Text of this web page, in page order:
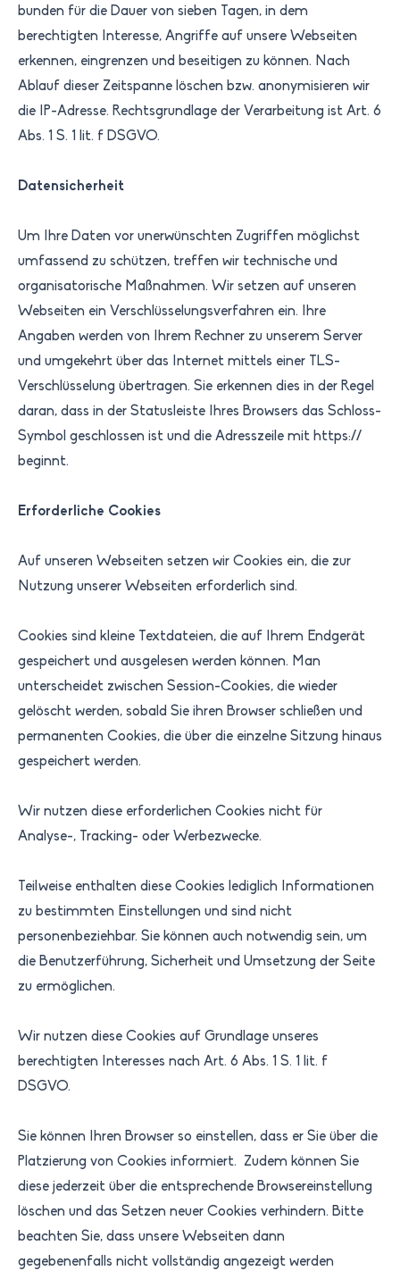
bunden für die Dauer von sieben Tagen, in dem
berechtigten Interesse, Angriffe auf unsere Web­seiten
erkennen, eingrenzen und beseitigen zu können. Nach
Ablauf dieser Zeitspanne löschen bzw. anonymisieren wir
die IP-Adresse. Rechtsgrundlage der Verarbeitung ist Art. 6
Abs. 1 S. 1 lit. f DSGVO.
Datensicherheit
Um Ihre Daten vor unerwünschten Zugriffen möglichst
umfassend zu schützen, treffen wir technische und
organisatorische Maßnahmen. Wir setzen auf unseren
Webseiten ein Verschlüsselungsverfahren ein. Ihre
Angaben werden von Ihrem Rechner zu unserem Server
und umgekehrt über das Internet mittels einer TLS-
Verschlüsselung übertragen. Sie erkennen dies in der Regel
daran, dass in der Statusleiste Ihres Browsers das Schloss-
Symbol geschlossen ist und die Adresszeile mit https://
beginnt.
Erforderliche Cookies
Auf unseren Webseiten setzen wir Cookies ein, die zur
Nutzung unserer Webseiten erforderlich sind.
Cookies sind kleine Textdateien, die auf Ihrem Endgerät
gespeichert und ausgelesen werden können. Man
unterscheidet zwischen Session-Cookies, die wieder
gelöscht werden, sobald Sie ihren Browser schließen und
permanenten Cookies, die über die einzelne Sitzung hinaus
gespeichert werden.
Wir nutzen diese erforderlichen Cookies nicht für
Analyse-, Tracking- oder Werbezwecke.
Teilweise enthalten diese Cookies lediglich Informationen
zu bestimmten Einstellungen und sind nicht
personenbeziehbar. Sie können auch notwendig sein, um
die Benutzerführung, Sicherheit und Umsetzung der Seite
zu ermöglichen.
Wir nutzen diese Cookies auf Grundlage unseres
berechtigten Interesses nach Art. 6 Abs. 1 S. 1 lit. f
DSGVO.
Sie können Ihren Browser so einstellen, dass er Sie über die
Platzierung von Cookies informiert. Zudem können Sie
diese jederzeit über die entsprechende Browsereinstellung
löschen und das Setzen neuer Cookies verhindern. Bitte
beachten Sie, dass unsere Webseiten dann
gegebenenfalls nicht vollständig angezeigt werden